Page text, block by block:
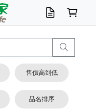
米/糙米
五穀/南北貨
食用油
醬油.油膏.蠔油
包麵
碗麵/義大利麵
魚罐
醬菜/玉米罐
初一十五拜拜懶
零嘴
餅乾
糕餅/點心
糖果/蜜餞/果凍
巧克力
茶飲料
果汁咖啡
雞精/飲品
機能保健
奶粉
麥片/玉米片
綠茶
紅茶
即溶咖啡
咖啡豆/粉/濾掛
沐浴乳
香皂/洗手乳
洗髮/護髮
造型髮品
牙 刷
牙膏/漱口水
潔顏產品
卸妝/粉刺調理
臉部保養
面/眼膜
鍋具/餐具
保鮮/微波
掃除/清潔用具
洗衣/曬衣用具
寢具/家具
收納用品
寵物食品
寵物清潔/百貨
抽取衛生紙/濕巾
廚房紙巾/平版/
洗衣精
洗衣粉/皂
廚房/餐具清潔
浴廁/水管清潔
衛生棉
箱購免運區
嬰兒尿布
料理鍋具
烤箱/微波/電磁爐
除濕/清淨機
風扇/防蚊家電
除塵家電
美容家電
電腦周邊
數位週邊
文具用品
辦公文具/收納
機車/腳踏車百貨
汽車百貨
戶外/休閒用品
健身/按摩/瑜珈
服飾內著
配件
生鮮食品
調理食品
食品免運
清潔用品免運
季節活動
店長推薦
售價高到低
品名排序